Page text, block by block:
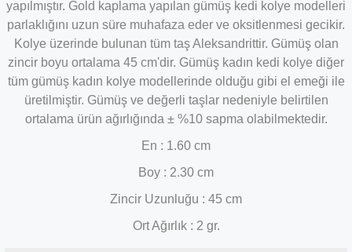
yapılmıştır. Gold kaplama yapılan gümüş kedi kolye modelleri
parlaklığını uzun süre muhafaza eder ve oksitlenmesi gecikir.
Kolye üzerinde bulunan tüm taşAleksandrittir. Gümüş olan
zincir boyu ortalama 45 cm'dir. Gümüş kadın kedi kolye diğer
tüm gümüş kadın kolye modellerinde olduğu gibi el emeği ile
üretilmiştir. Gümüş ve değerli taşlar nedeniyle belirtilen
ortalama ürün ağırlığında ± %10 sapma olabilmektedir.
En : 1.60 cm
Boy : 2.30 cm
Zincir Uzunluğu : 45 cm
Ort Ağırlık : 2 gr.